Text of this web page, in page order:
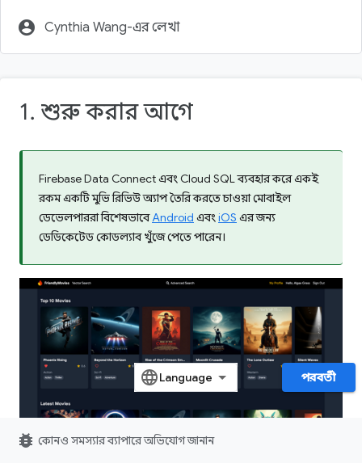
account_circle Cynthia Wang-এর লেখা
1. শুরু করার আগে
Firebase Data Connect এবং Cloud SQL ব্যবহার করে একই
রকম একটি মুভি রিভিউ অ্যাপ তৈরি করতে চাওয়া মোবাইল
ডেভেলপাররা বিশেষভাবেAndroid এবংiOS এর জন্য
ডেডিকেটেড কোডল্যাব খুঁজে পেতে পারেন।
পরবর্তী
bug_report কোনও সমস্যার ব্যাপারে অভিযোগ জানান